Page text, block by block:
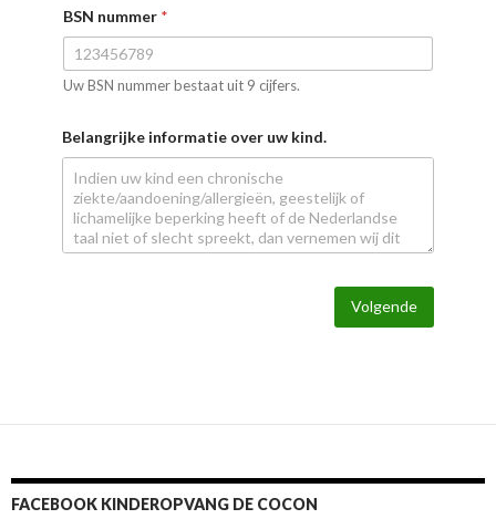
BSN nummer *
Uw BSN nummer bestaat uit 9 cijfers.
Belangrijke informatie over uw kind.
Volgende
FACEBOOK KINDEROPVANG DE COCON